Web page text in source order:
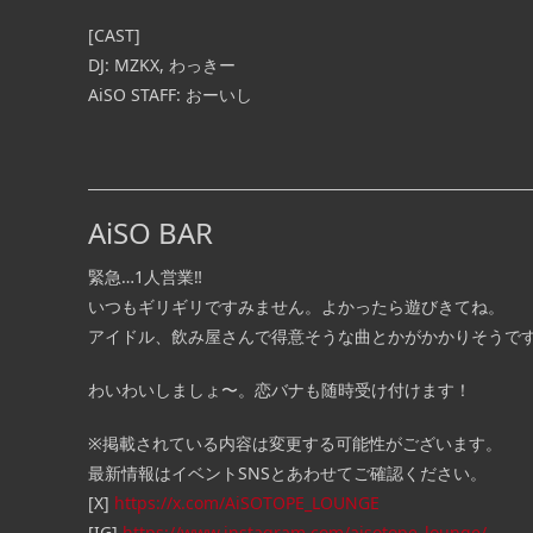
[CAST]
DJ: MZKX, わっきー
AiSO STAFF: おーいし
AiSO BAR
緊急…1人営業‼
いつもギリギリですみません。よかったら遊びきてね。
アイドル、飲み屋さんで得意そうな曲とかがかかりそうで
わいわいしましょ〜。恋バナも随時受け付けます！
※掲載されている内容は変更する可能性がございます。
最新情報はイベントSNSとあわせてご確認ください。
[X] https://x.com/AiSOTOPE_LOUNGE